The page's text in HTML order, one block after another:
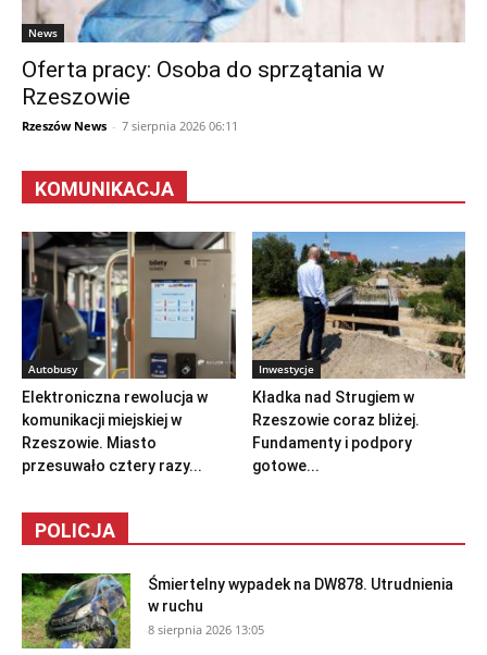
News
Oferta pracy: Osoba do sprzątania w
Rzeszowie
Rzeszów News - 7 sierpnia 2026 06:11
KOMUNIKACJA
Autobusy
Elektroniczna rewolucja w
komunikacji miejskiej w
Rzeszowie. Miasto
przesuwało cztery razy...
Inwestycje
Kładka nad Strugiem w
Rzeszowie coraz bliżej.
Fundamenty i podpory
gotowe...
POLICJA
Śmiertelny wypadek na DW878. Utrudnienia
w ruchu
8 sierpnia 2026 13:05